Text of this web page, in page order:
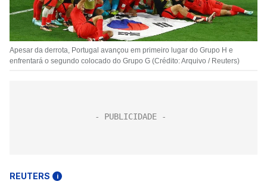
Apesar da derrota, Portugal avançou em primeiro lugar do Grupo H e
enfrentará o segundo colocado do Grupo G (Crédito: Arquivo / Reuters)
REUTERS i